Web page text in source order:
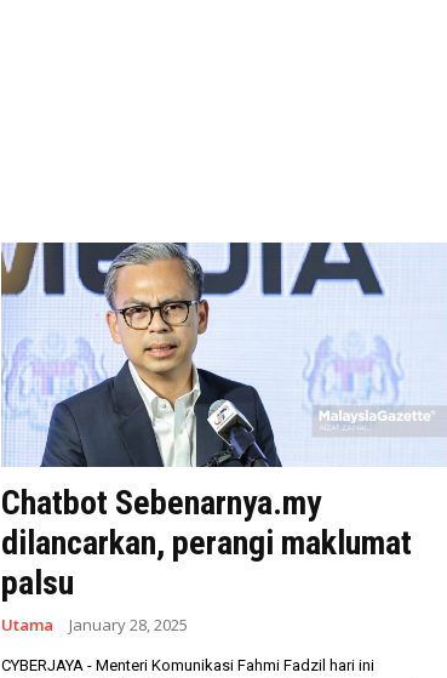
Chatbot Sebenarnya.my
dilancarkan, perangi maklumat
palsu
Utama January 28, 2025
CYBERJAYA - Menteri Komunikasi Fahmi Fadzil hari ini